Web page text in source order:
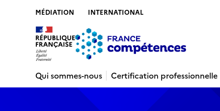
MÉDIATION INTERNATIONAL
Qui sommes-nous
Certification professionnelle